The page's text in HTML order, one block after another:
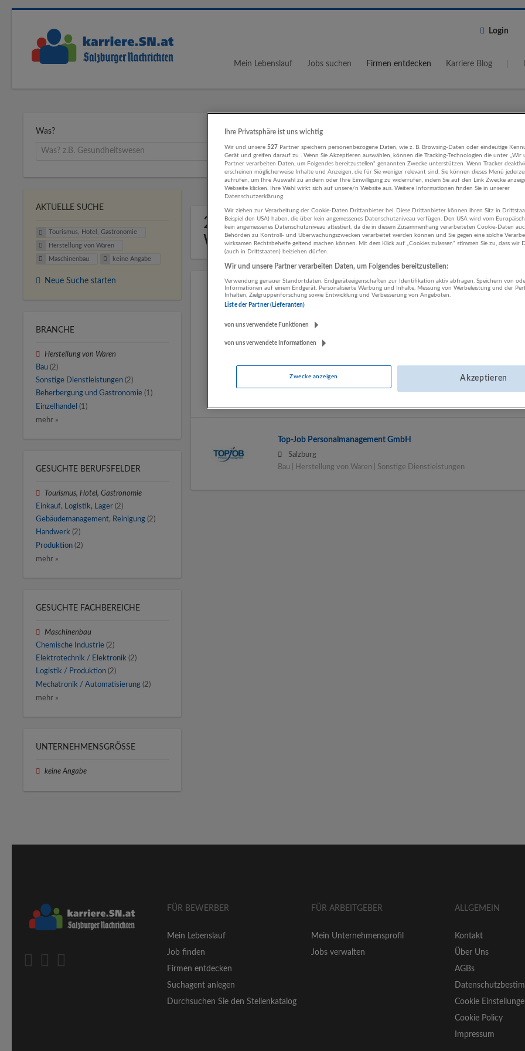
Login
Mein Lebenslauf Jobs suchen Firmen entdecken Karriere Blog
Was? Wo?
5 km
2 Tourismus, Hotel, Gastronomie
Waren Unternehmen
LUGSTEIN CONSULTING
Bergheim bei Salzburg
Bau | Beherbergung und Gastronomie | Einzelhandel |
Gesundheitswesen | Herstellung von Waren | IT-Dienstleistungen |
Sonstige Dienstleistungen | Sozialwesen | Verkehr | Verlagswesen |
Top-Job Personalmanagement GmbH
Salzburg
Bau | Herstellung von Waren | Sonstige Dienstleistungen
AKTUELLE SUCHE
Tourismus, Hotel, Gastronomie
Herstellung von Waren
Maschinenbau keine Angabe
Neue Suche starten
BRANCHE
Herstellung von Waren
Bau (2)
Sonstige Dienstleistungen (2)
Beherbergung und Gastronomie (1)
Einzelhandel (1)
mehr »
GESUCHTE BERUFSFELDER
Tourismus, Hotel, Gastronomie
Einkauf, Logistik, Lager (2)
Gebäudemanagement, Reinigung (2)
Handwerk (2)
Produktion (2)
mehr »
GESUCHTE FACHBEREICHE
Maschinenbau
Chemische Industrie (2)
Elektrotechnik / Elektronik (2)
Logistik / Produktion (2)
Mechatronik / Automatisierung (2)
mehr »
UNTERNEHMENSGRÖSSE
keine Angabe
FÜR BEWERBER
Mein Lebenslauf
Job finden
Firmen entdecken
Suchagent anlegen
Durchsuchen Sie den Stellenkatalog
FÜR ARBEITGEBER
Mein Unternehmensprofil
Jobs verwalten
ALLGEMEIN
Kontakt
Über Uns
AGBs
Cookie
Cookie Policy
Impressum
Ihre Privatsphäre ist uns wichtig
Wir und unsere 527 Partner speichern personenbezogene Daten, wie z. B. Browsing-Daten oder eindeutige
Gerät und greifen darauf zu . Wenn Sie Akzeptieren auswählen, können die Tracking-Technologien die unter „Wir
Partner verarbeiten Daten, um Folgendes bereitzustellen“ genannten Zwecke unterstützen. Wenn Tracker
erscheinen möglicherweise Inhalte und Anzeigen, die für Sie weniger relevant sind. Sie können dieses Menü
aufrufen, um Ihre Auswahl zu ändern oder Ihre Einwilligung zu widerrufen, indem Sie auf den Link Zwecke
Webseite klicken. Ihre Wahl wirkt sich auf unsere/n Website aus. Weitere Informationen finden Sie in unserer
Datenschutzerklärung.
Wir ziehen zur Verarbeitung der Cookie-Daten Drittanbieter bei. Diese Drittanbieter können ihren Sitz in
Beispiel den USA) haben, die über kein angemessenes Datenschutzniveau verfügen. Den USA wird vom
kein angemessenes Datenschutzniveau attestiert, da die in diesem Zusammenhang verarbeiteten Cookie-Daten
Behörden zu Kontroll- und Überwachungszwecken verarbeitet werden können und Sie gegen eine solche
wirksamen Rechtsbehelfe geltend machen können. Mit dem Klick auf „Cookies zulassen“ stimmen Sie zu, dass wir
(auch in Drittstaaten) beiziehen dürfen.
Wir und unsere Partner verarbeiten Daten, um Folgendes bereitzustellen:
Verwendung genauer Standortdaten. Endgeräteeigenschaften zur Identifikation aktiv abfragen. Speichern von
Informationen auf einem Endgerät. Personalisierte Werbung und Inhalte, Messung von Werbeleistung und der
Inhalten, Zielgruppenforschung sowie Entwicklung und Verbesserung von Angeboten.
Liste der Partner (Lieferanten)
von uns verwendete Funktionen
von uns verwendete Informationen
Zwecke anzeigen Akzeptieren